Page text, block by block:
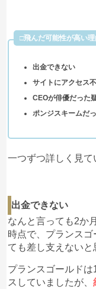
□飛んだ可能性が高い理
出金できない
サイトにアクセス
CEOが俳優だった
ポンジスキームだ
一つずつ詳しく見て
出金できない
なんと言っても2か
時点で、プランス
ても差し支えないと
プランスゴールド
スしていましたが、